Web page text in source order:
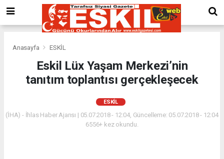
Anasayfa ESKİL
Eskil Lüx Yaşam Merkezi’nin
tanıtım toplantısı gerçekleşecek
ESKİL
(İHA) - İhlas Haber Ajansı | 05.07.2018 - 12:04, Güncelleme: 05.07.2018 - 12:04
6556+ kez okundu.